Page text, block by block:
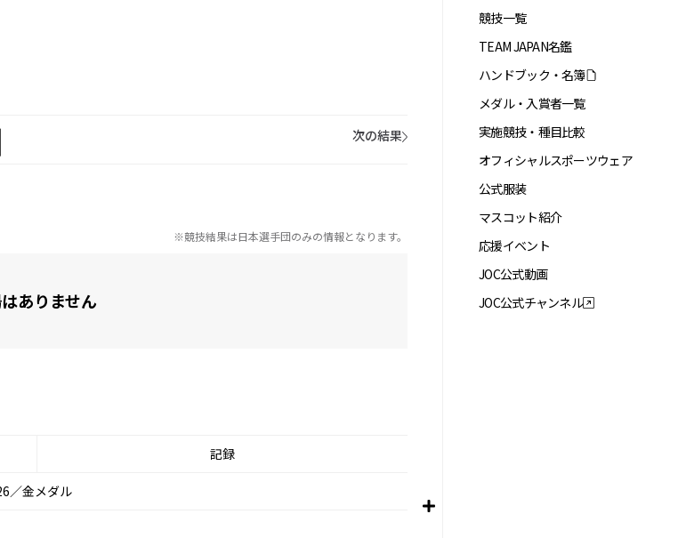
次の結果
※競技結果は日本選手団のみの情報となります。
ありません
記録
／金メダル
競技一覧
TEAM JAPAN名鑑
ハンドブック・名簿
メダル・入賞者一覧
実施競技・種目比較
オフィシャルスポーツウェア
公式服装
マスコット紹介
応援イベント
JOC公式動画
JOC公式チャンネル